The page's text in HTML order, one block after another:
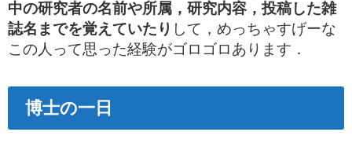
中の研究者の名前や所属，研究内容，投稿した雑
誌名までを覚えていたり して，めっちゃすげーな
この人って思った経験がゴロゴロあります．
博士の一日